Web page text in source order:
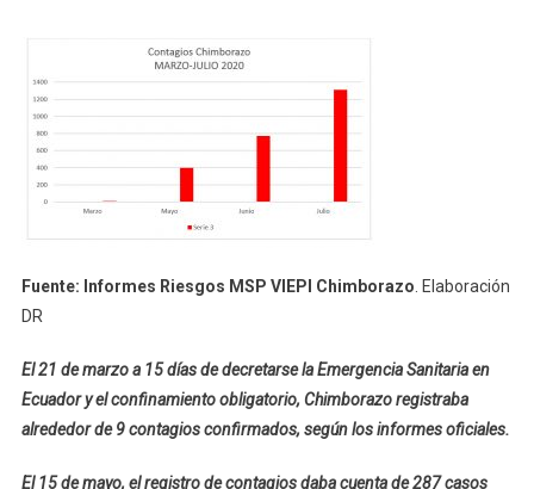
Fuente: Informes Riesgos MSP VIEPI Chimborazo. Elaboración
DR
El 21 de marzo a 15 días de decretarse la Emergencia Sanitaria en
Ecuador y el confinamiento obligatorio, Chimborazo registraba
alrededor de 9 contagios confirmados, según los informes oficiales.
El 15 de mayo, el registro de contagios daba cuenta de 287 casos